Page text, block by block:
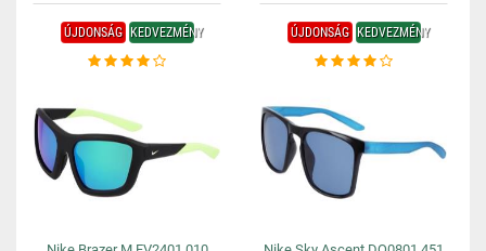
ÚJDONSÁG KEDVEZMÉNY ÚJDONSÁG KEDVEZMÉNY